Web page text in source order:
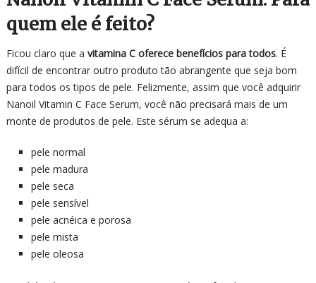
quem ele é feito?
Ficou claro que a vitamina C oferece benefícios para todos. É
difícil de encontrar outro produto tão abrangente que seja bom
para todos os tipos de pele. Felizmente, assim que você adquirir
Nanoil Vitamin C Face Serum, você não precisará mais de um
monte de produtos de pele. Este sérum se adequa a:
pele normal
pele madura
pele seca
pele sensível
pele acnéica e porosa
pele mista
pele oleosa